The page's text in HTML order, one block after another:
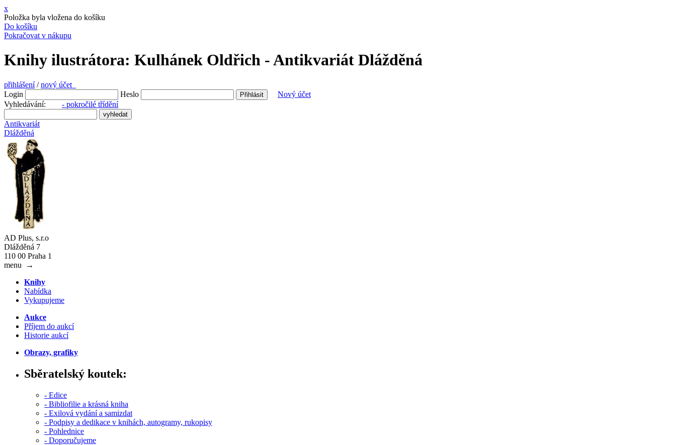
x
Položka byla vložena do košíku
Do košíku
Pokračovat v nákupu
Knihy ilustrátora: Kulhánek Oldřich - Antikvariát Dlážděná
přihlášení/nový účet
Login
Heslo
Nový účet
Vyhledávání: - pokročilé třídění
Antikvariát
Dlážděná
AD Plus, s.r.o
Dlážděná 7
110 00 Praha 1
menu
→
Knihy
Nabídka
Vykupujeme
Aukce
Příjem do aukcí
Historie aukcí
Obrazy, grafiky
Sběratelský koutek:
- Edice
- Bibliofilie a krásná kniha
- Exilová vydání a samizdat
- Podpisy a dedikace v knihách, autogramy, rukopisy
- Pohlednice
- Doporučujeme